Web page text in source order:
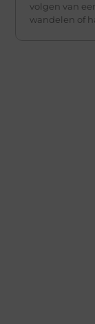
volgen van
wandelen of